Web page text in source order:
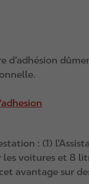
: (1)
voitures et 8
avantage sur